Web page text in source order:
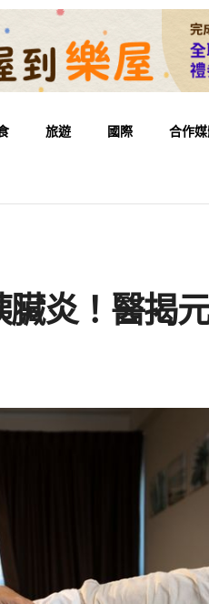
旅遊 國際 合作
臟炎！醫揭